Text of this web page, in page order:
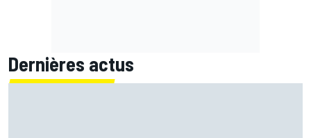
Dernières actus